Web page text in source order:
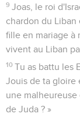
9 Joas, le roi
chardon du Liban
fille en mariage à
vivent au Liban
10 Tu as battu les
Jouis de ta gloire
une
de Juda ? »